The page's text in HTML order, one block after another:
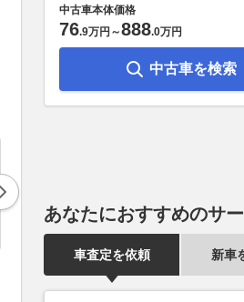
マジカルレーシングから MT-
09／SP（24）用「フレームガ
帰戦イ
中古車本体価格
76.9万円 ～888.0万円
中古車を検索
あなたにおすすめのサ
車査定を依頼 新車